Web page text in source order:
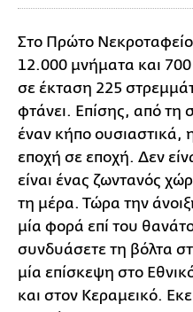
Στο Πρώτο
12.000 μνήματα και 700
σε έκταση 225
φτάνει. Επίσης, από τη
έναν κήπο ουσιαστικά,
εποχή σε εποχή. Δεν
είναι ένας ζωντανός
τη μέρα. Τώρα την
μία φορά επί του
συνδυάσετε τη βόλτα
μία επίσκεψη στο
και στον Κεραμεικό.